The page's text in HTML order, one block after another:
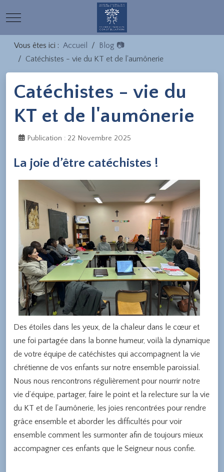
Mobile Menu Toggle
Vous êtes ici : Accueil
Blog 📷
Catéchistes - vie du KT et de l'aumônerie
Catéchistes - vie du
KT et de l'aumônerie
Publication : 22 Novembre 2025
La joie d’être catéchistes !
Des étoiles dans les yeux, de la chaleur dans le cœur et
une foi partagée dans la bonne humeur, voilà la dynamique
de votre équipe de catéchistes qui accompagnent la vie
chrétienne de vos enfants sur notre ensemble paroissial.
Nous nous rencontrons régulièrement pour nourrir notre
vie d’équipe, partager, faire le point et la relecture sur la vie
du KT et de l’aumônerie, les joies rencontrées pour rendre
grâce ensemble et aborder les difficultés pour voir
ensemble comment les surmonter afin de toujours mieux
accompagner ces enfants que le Seigneur nous confie.